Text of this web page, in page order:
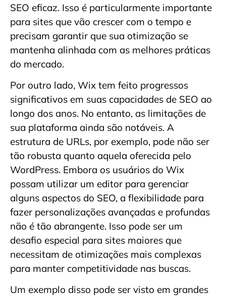
SEO eficaz. Isso é particularmente importante
para sites que vão crescer com o tempo e
precisam garantir que sua otimização se
mantenha alinhada com as melhores práticas
do mercado.
Por outro lado, Wix tem feito progressos
significativos em suas capacidades de SEO ao
longo dos anos. No entanto, as limitações de
sua plataforma ainda são notáveis. A
estrutura de URLs, por exemplo, pode não ser
tão robusta quanto aquela oferecida pelo
WordPress. Embora os usuários do Wix
possam utilizar um editor para gerenciar
alguns aspectos do SEO, a flexibilidade para
fazer personalizações avançadas e profundas
não é tão abrangente. Isso pode ser um
desafio especial para sites maiores que
necessitam de otimizações mais complexas
para manter competitividade nas buscas.
Um exemplo disso pode ser visto em grandes